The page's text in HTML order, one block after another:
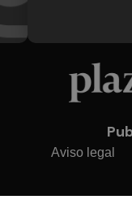
Aviso legal